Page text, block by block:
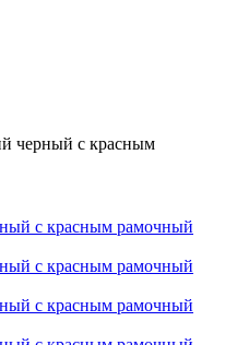
черный с красным